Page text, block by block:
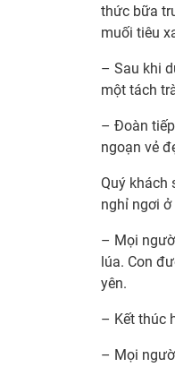
thức bữa
muối tiêu
– Sau khi
một tách
– Đoàn
ngoạn vẻ
Quý khách
nghỉ ngơi
– Mọi
lúa. Con
yên.
– Kết thúc
– Mọi